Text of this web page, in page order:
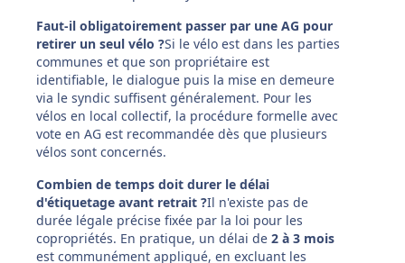
Faut-il obligatoirement passer par une AG pour
retirer un seul vélo ?Si le vélo est dans les parties
communes et que son propriétaire est
identifiable, le dialogue puis la mise en demeure
via le syndic suffisent généralement. Pour les
vélos en local collectif, la procédure formelle avec
vote en AG est recommandée dès que plusieurs
vélos sont concernés.
Combien de temps doit durer le délai
d'étiquetage avant retrait ?Il n'existe pas de
durée légale précise fixée par la loi pour les
copropriétés. En pratique, un délai de 2 à 3 mois
est communément appliqué, en excluant les